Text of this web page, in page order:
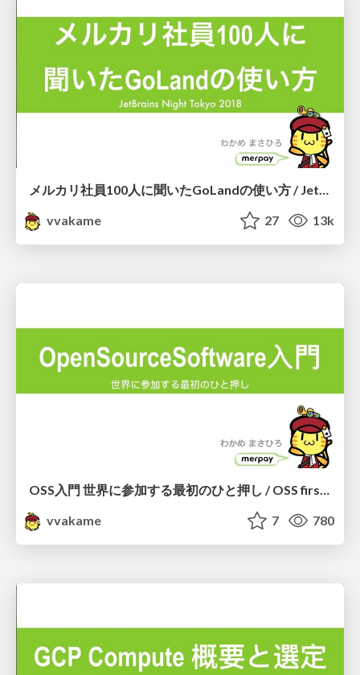
メルカリ社員100人に聞いたGoLandの使い方 / JetBrains Night Tokyo 2018
vvakame
27 13k
OSS入門 世界に参加する最初のひと押し / OSS first step
vvakame
7 780